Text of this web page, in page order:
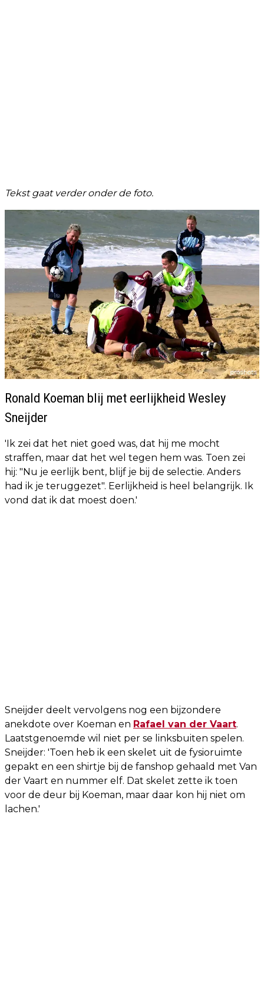
Tekst gaat verder onder de foto.
Ronald Koeman blij met eerlijkheid Wesley
Sneijder
'Ik zei dat het niet goed was, dat hij me mocht
straffen, maar dat het wel tegen hem was. Toen zei
hij: "Nu je eerlijk bent, blijf je bij de selectie. Anders
had ik je teruggezet". Eerlijkheid is heel belangrijk. Ik
vond dat ik dat moest doen.'
Sneijder deelt vervolgens nog een bijzondere
anekdote over Koeman en Rafael van der Vaart.
Laatstgenoemde wil niet per se linksbuiten spelen.
Sneijder: 'Toen heb ik een skelet uit de fysioruimte
gepakt en een shirtje bij de fanshop gehaald met Van
der Vaart en nummer elf. Dat skelet zette ik toen
voor de deur bij Koeman, maar daar kon hij niet om
lachen.'